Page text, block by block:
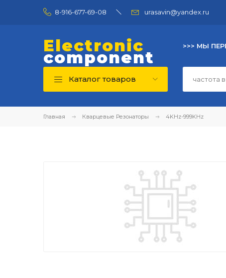
8-916-677-69-08 urasavin@yandex.ru
Electronic
component
>>> МЫ
Каталог товаров
Главная Кварцевые Резонаторы 4KHz-999KHz